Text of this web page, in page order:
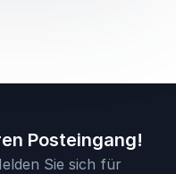
Posteingang!
Sie sich für